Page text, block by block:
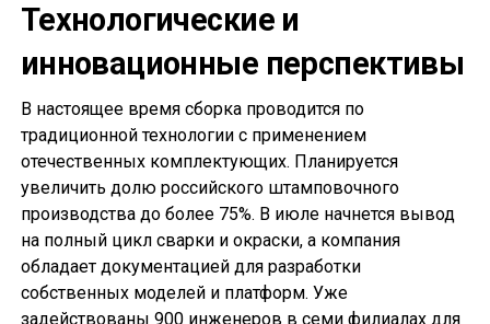
Технологические и
инновационные перспективы
В настоящее время сборка проводится по
традиционной технологии с применением
отечественных комплектующих. Планируется
увеличить долю российского штамповочного
производства до более 75%. В июле начнется вывод
на полный цикл сварки и окраски, а компания
обладает документацией для разработки
собственных моделей и платформ. Уже
задействованы 900 инженеров в семи филиалах для